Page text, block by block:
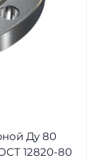
Ду 80
12820-80